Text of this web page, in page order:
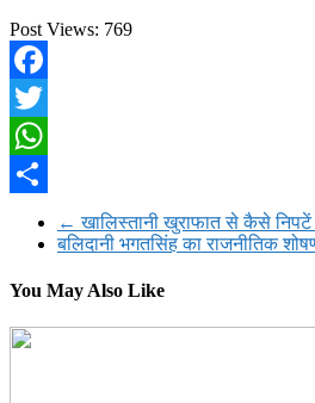
Post Views: 769
Facebook
Twitter
WhatsApp
← खालिस्तानी खुराफात से कैसे निपटें
बलिदानी भगतसिंह का राजनीतिक
You May Also Like